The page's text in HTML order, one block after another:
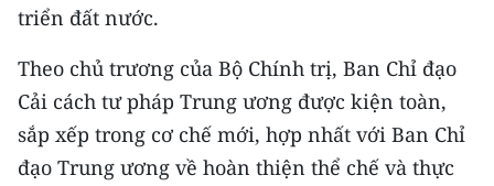
MUA BÁO
ĐỌC BÁO IN
ENGLISH
triển đất nước.
Theo chủ trương của Bộ Chính trị, Ban Chỉ đạo
Cải cách tư pháp Trung ương được kiện toàn,
sắp xếp trong cơ chế mới, hợp nhất với Ban Chỉ
đạo Trung ương về hoàn thiện thể chế và thực